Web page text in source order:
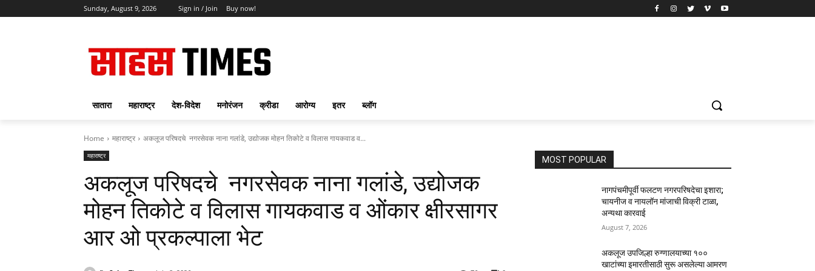
Sunday, August 9, 2026 Sign in / Join Buy now!
सातारा महाराष्ट्र देश-विदेश मनोरंजन क्रीडा आरोग्य इतर ब्लॉग
Home महाराष्ट्र अकलूज परिषदचे नगरसेवक नाना गलांडे, उद्योजक मोहन तिकोटे व विलास गायकवाड व...
महाराष्ट्र
अकलूज परिषदचे नगरसेवक नाना गलांडे, उद्योजक
मोहन तिकोटे व विलास गायकवाड व ओंकार क्षीरसागर
आर ओ प्रकल्पाला भेट
MOST POPULAR
नागपंचमीपूर्वी फलटण नगरपरिषदेचा इशारा;
चायनीज व नायलॉन मांजाची विक्री टाळा,
अन्यथा कारवाई
August 7, 2026
अकलूज उपजिल्हा रुग्णालयाच्या १००
खाटांच्या इमारतीसाठी सुरू असलेल्या आमरण